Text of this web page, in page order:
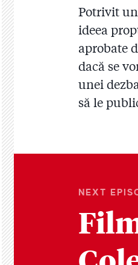
Potrivit
ideea
aprobate
dacă se
unei
să le
NEXT